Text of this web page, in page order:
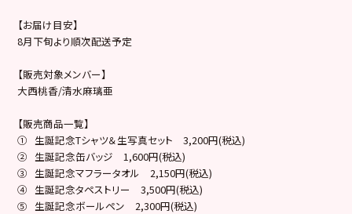
【お届け目安】
8月下旬より順次配送予定
【販売対象メンバー】
大西桃香/清水麻璃亜
【販売商品一覧】
① 生誕記念Tシャツ＆生写真セット 3,200円(税込)
② 生誕記念缶バッジ 1,600円(税込)
③ 生誕記念マフラータオル 2,150円(税込)
④ 生誕記念タペストリー 3,500円(税込)
⑤ 生誕記念ボールペン 2,300円(税込)